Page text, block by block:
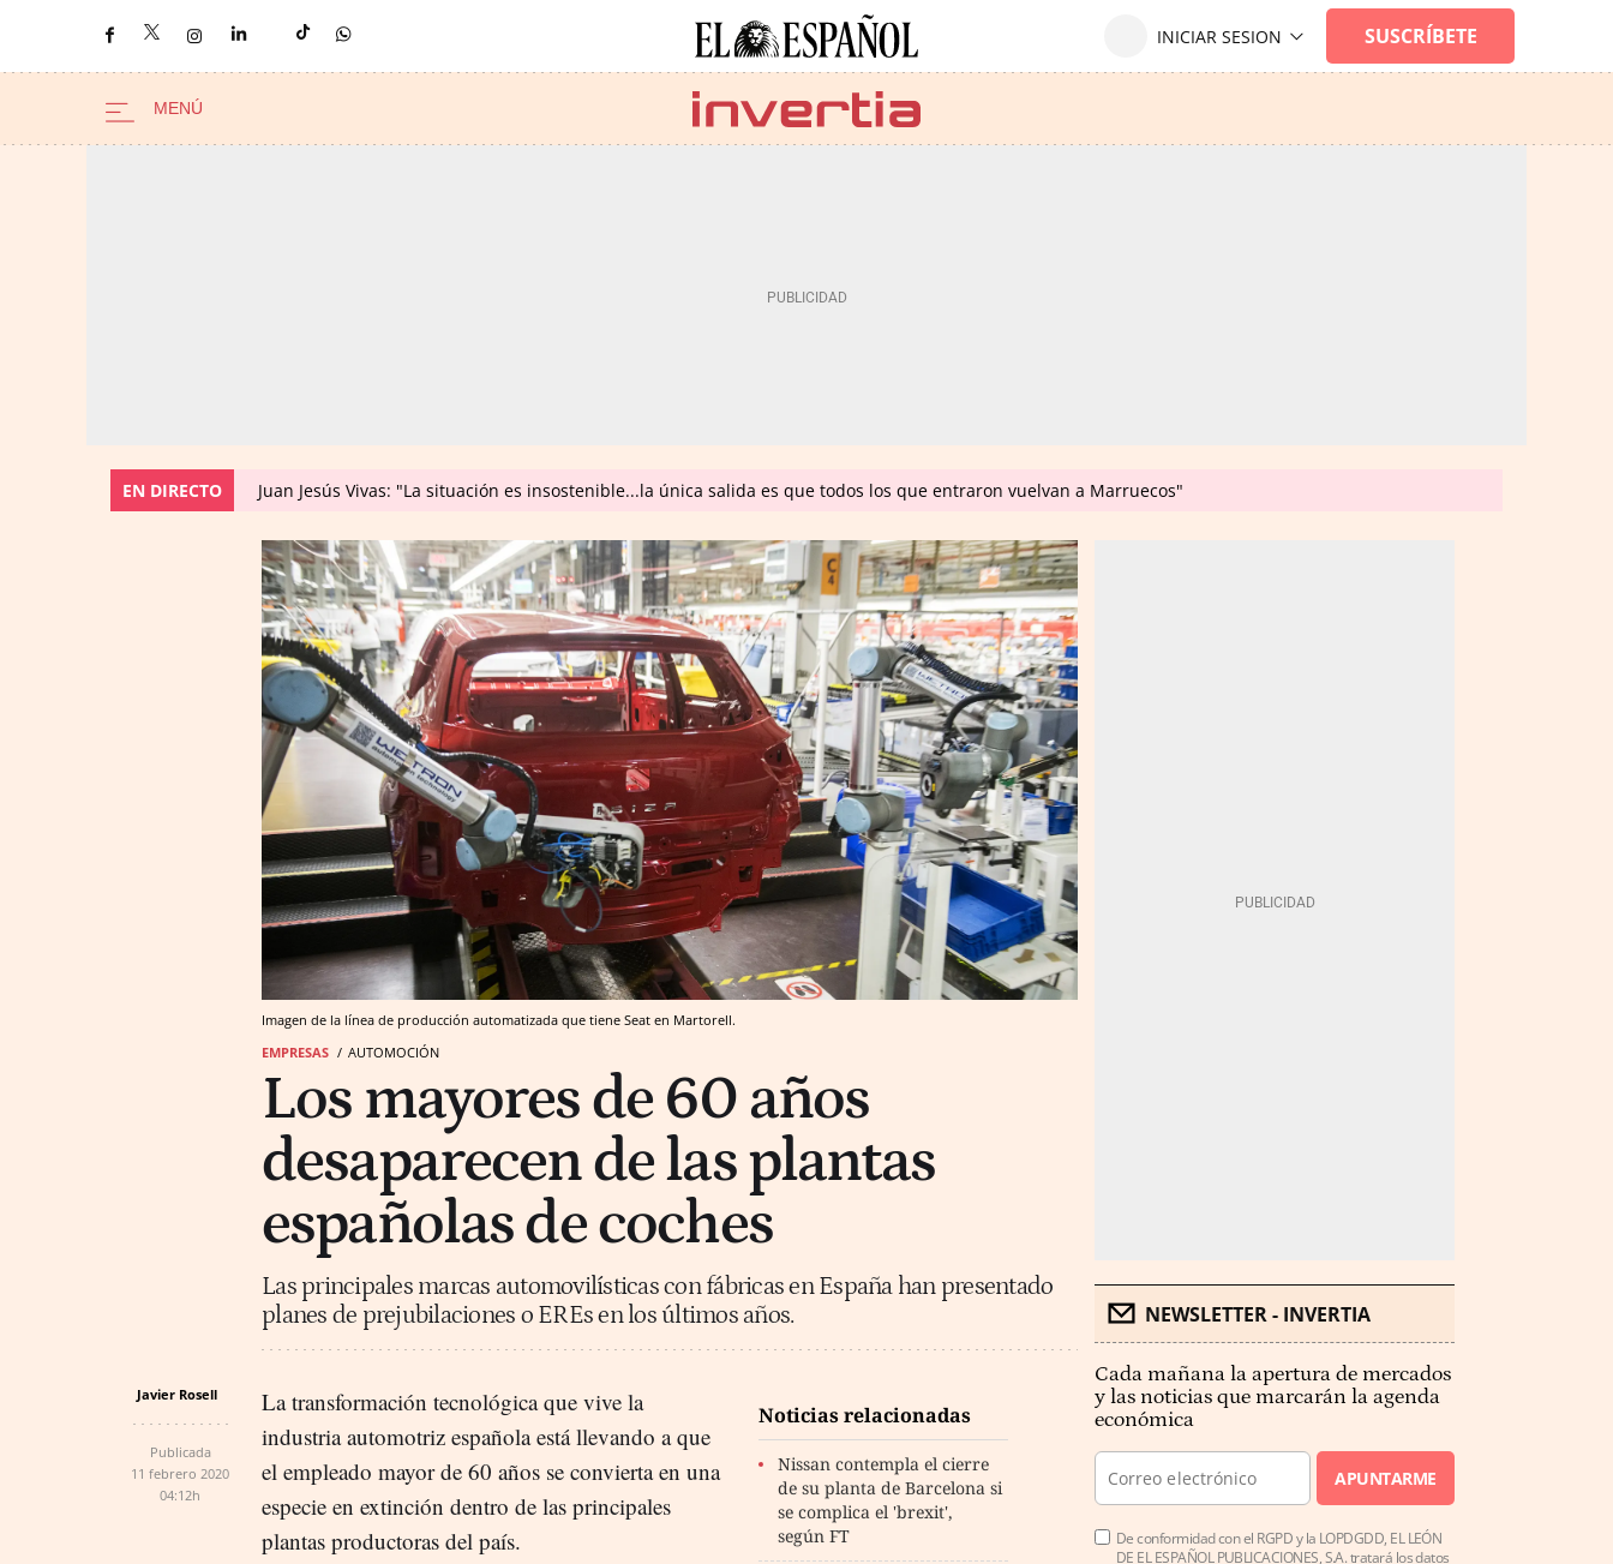
EN DIRECTO Juan Jesús Vivas: "La situación es insostenible...la única salida es que todos los que entraron vuelvan a Marruecos"
Imagen de la línea de producción automatizada que tiene Seat en Martorell.
EMPRESAS
AUTOMOCIÓN
Los mayores de 60 años
desaparecen de las plantas
españolas de coches
Las principales marcas automovilísticas con fábricas en España han presentado
planes de prejubilaciones o EREs en los últimos años.
Javier Rosell
Publicada
11 febrero 2020
04:12h
Noticias relacionadas
Nissan contempla el cierre
de su planta de Barcelona si
se complica el 'brexit',
según FT
La transformación tecnológica que vive la
industria automotriz española está llevando a que
el empleado mayor de 60 años se convierta en una
especie en extinción dentro de las principales
plantas productoras del país.
NEWSLETTER - INVERTIA
Cada mañana la apertura de mercados
y las noticias que marcarán la agenda
económica
APUNTARME
De conformidad con el RGPD y la LOPDGDD, EL LEÓN
DE EL ESPAÑOL PUBLICACIONES, S.A. tratará los datos